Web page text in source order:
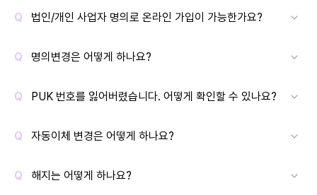
법인/개인 사업자 명의로 온라인 가입이 가능한가요?
명의변경은 어떻게 하나요?
PUK 번호를 잃어버렸습니다. 어떻게 확인할 수 있나요?
자동이체 변경은 어떻게 하나요?
해지는 어떻게 하나요?